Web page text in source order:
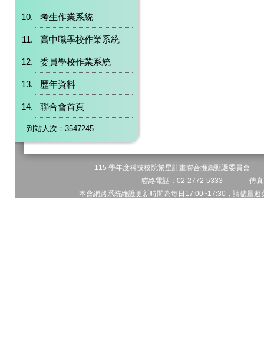
考生作業系統
高中職學校作業系統
委員學校作業系統
歷年資料
聯合會首頁
到站人次：3547245
115 學年度科技校院繁星計畫聯合推薦甄選委員會
聯絡電話：02-2772-5333 傳
本會網路系統維護更新時間為每日17:00~17:30，請儘量